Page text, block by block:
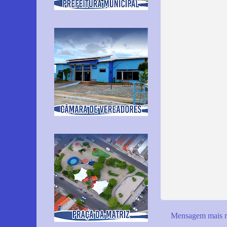
Mensagem mais